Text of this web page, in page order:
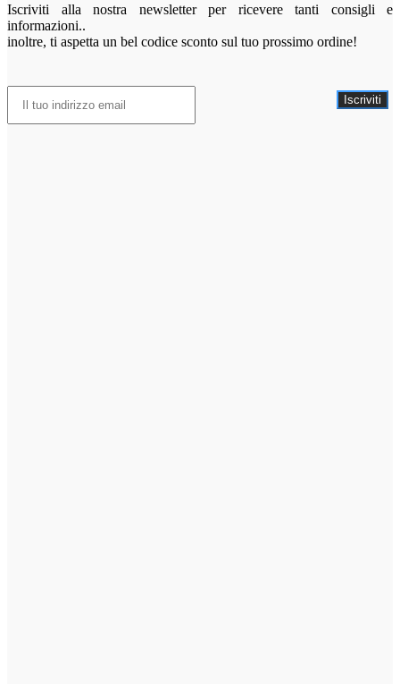
Iscriviti alla nostra newsletter per ricevere tanti consigli e
informazioni..
inoltre, ti aspetta un bel codice sconto sul tuo prossimo ordine!
Iscriviti